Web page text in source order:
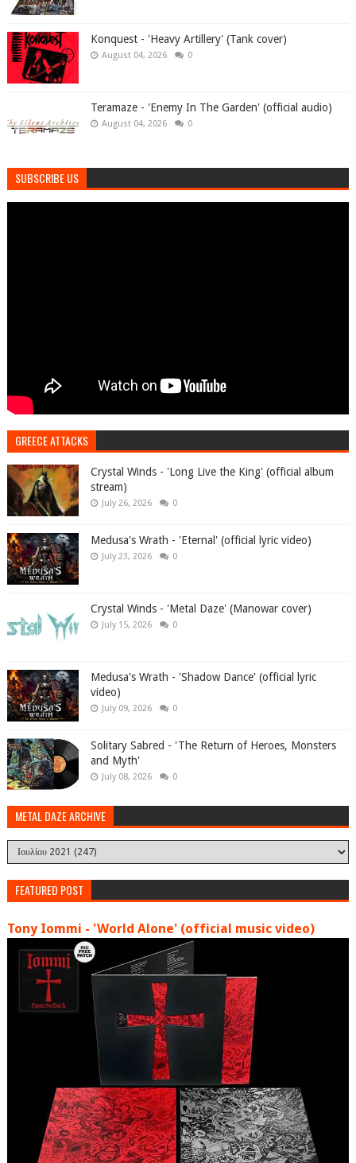
Konquest - 'Heavy Artillery' (Tank cover)
August 04, 2026 0
Teramaze - 'Enemy In The Garden' (official audio)
August 04, 2026 0
SUBSCRIBE US
GREECE ATTACKS
Crystal Winds - 'Long Live the King' (official album
stream)
July 26, 2026 0
Medusa's Wrath - 'Eternal' (official lyric video)
July 23, 2026 0
Crystal Winds - 'Metal Daze' (Manowar cover)
July 15, 2026 0
Medusa's Wrath - 'Shadow Dance' (official lyric
video)
July 09, 2026 0
Solitary Sabred - 'The Return of Heroes, Monsters
and Myth'
July 08, 2026 0
METAL DAZE ARCHIVE
FEATURED POST
Tony Iommi - 'World Alone' (official music video)